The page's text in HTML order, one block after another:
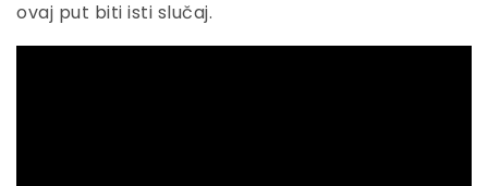
ovaj put biti isti slučaj.